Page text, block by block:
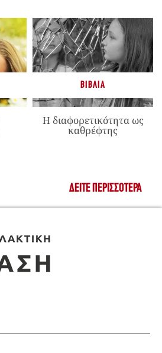
ΒΙΒΛΊΑ
Η διαφορετικότητα ως
καθρέφτης
ΔΕΊΤΕ ΠΕΡΙΣΣΌΤΕΡΑ